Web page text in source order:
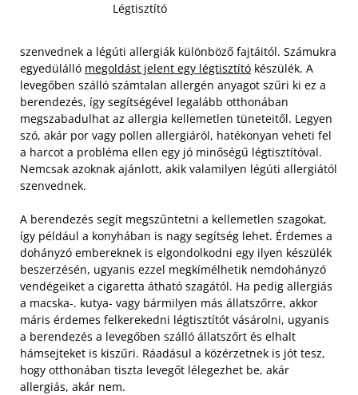
Légtisztító
szenvednek a légúti allergiák különböző fajtáitól. Számukra
egyedülálló megoldást jelent egy légtisztító készülék. A
levegőben szálló számtalan allergén anyagot szűri ki ez a
berendezés, így segítségével legalább otthonában
megszabadulhat az allergia kellemetlen tüneteitől. Legyen
szó, akár por vagy pollen allergiáról, hatékonyan veheti fel
a harcot a probléma ellen egy jó minőségű légtisztítóval.
Nemcsak azoknak ajánlott, akik valamilyen légúti allergiától
szenvednek.
A berendezés segít megszűntetni a kellemetlen szagokat,
így például a konyhában is nagy segítség lehet. Érdemes a
dohányzó embereknek is elgondolkodni egy ilyen készülék
beszerzésén, ugyanis ezzel megkímélhetik nemdohányzó
vendégeiket a cigaretta átható szagától. Ha pedig allergiás
a macska-. kutya- vagy bármilyen más állatszőrre, akkor
máris érdemes felkerekedni légtisztítót vásárolni, ugyanis
a berendezés a levegőben szálló állatszőrt és elhalt
hámsejteket is kiszűri. Ráadásul a közérzetnek is jót tesz,
hogy otthonában tiszta levegőt lélegezhet be, akár
allergiás, akár nem.